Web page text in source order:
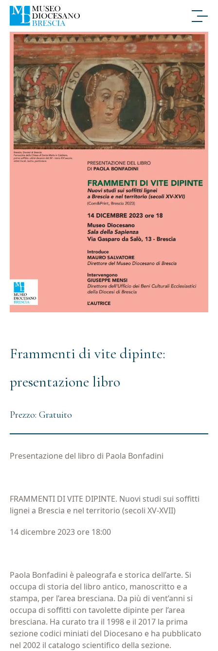
Frammenti di vite dipinte:
presentazione libro
Prezzo: Gratuito
Presentazione del libro di Paola Bonfadini
FRAMMENTI DI VITE DIPINTE. Nuovi studi sui soffitti
lignei a Brescia e nel territorio (secoli XV-XVII)
14 dicembre 2023 ore 18:00
Paola Bonfadini è paleografa e storica dell’arte. Si
occupa di storia del libro antico, manoscritto e a
stampa, per l’area bresciana. Da più di vent’anni si
occupa di soffitti con tavolette dipinte per l’area
bresciana. Ha curato tra il 1998 e il 2017 la prima
sezione codici miniati del Diocesano e ha pubblicato
nel 2002 il catalogo scientifico della sezione.